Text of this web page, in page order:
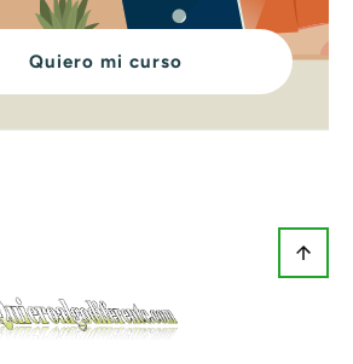
Quiero mi curso